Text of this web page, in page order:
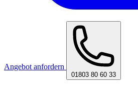
Angebot anfordern
01803 80 60 33